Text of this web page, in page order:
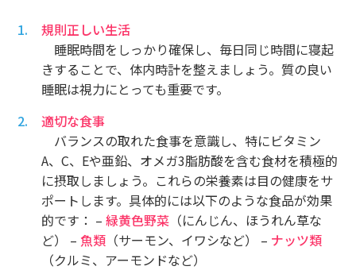
規則正しい生活
睡眠時間をしっかり確保し、毎日同じ時間に寝起
きすることで、体内時計を整えましょう。質の良い
睡眠は視力にとっても重要です。
適切な食事
バランスの取れた食事を意識し、特にビタミン
A、C、Eや亜鉛、オメガ3脂肪酸を含む食材を積極的
に摂取しましょう。これらの栄養素は目の健康をサ
ポートします。具体的には以下のような食品が効果
的です： –緑黄色野菜 （にんじん、ほうれん草な
ど） – 魚類 （サーモン、イワシなど） – ナッツ類
（クルミ、アーモンドなど）